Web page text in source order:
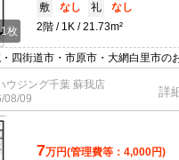
枚
敷
なし 礼
なし
2階
1K 21.73m²
四街道市・市原市・大網白里市の
我店にお任せ下さい。
ウジング千葉 蘇我店
08/09
詳
7万円(管理費等：4,000円)